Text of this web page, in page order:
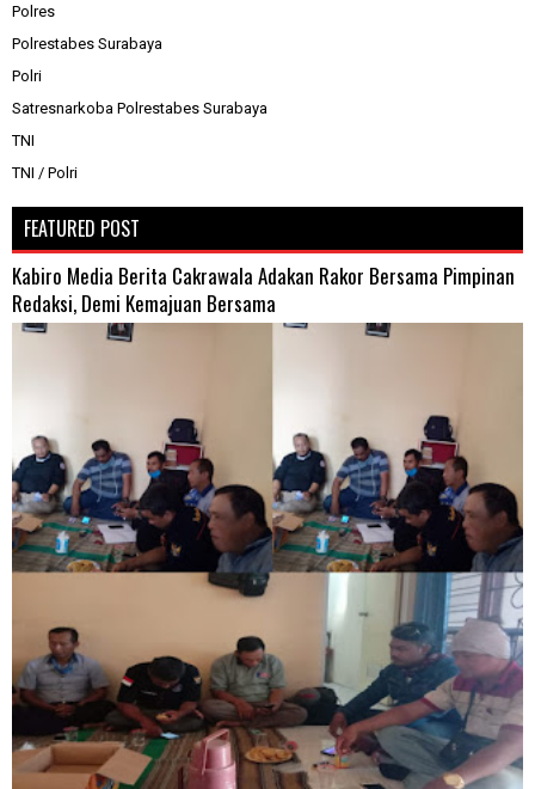
Polres
Polrestabes Surabaya
Polri
Satresnarkoba Polrestabes Surabaya
TNI
TNI / Polri
FEATURED POST
Kabiro Media Berita Cakrawala Adakan Rakor Bersama Pimpinan
Redaksi, Demi Kemajuan Bersama